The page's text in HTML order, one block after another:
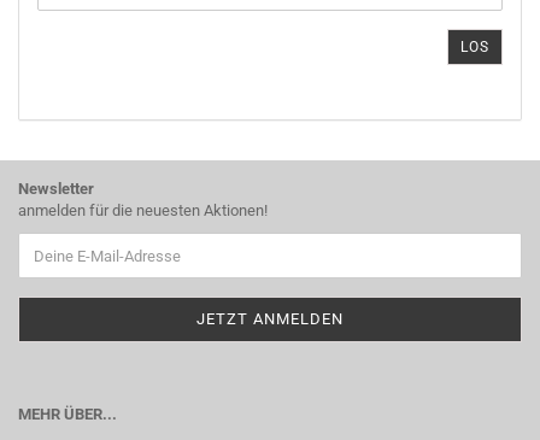
DIE
EIN.
LOS
Newsletter
anmelden für die neuesten Aktionen!
MEHR ÜBER...